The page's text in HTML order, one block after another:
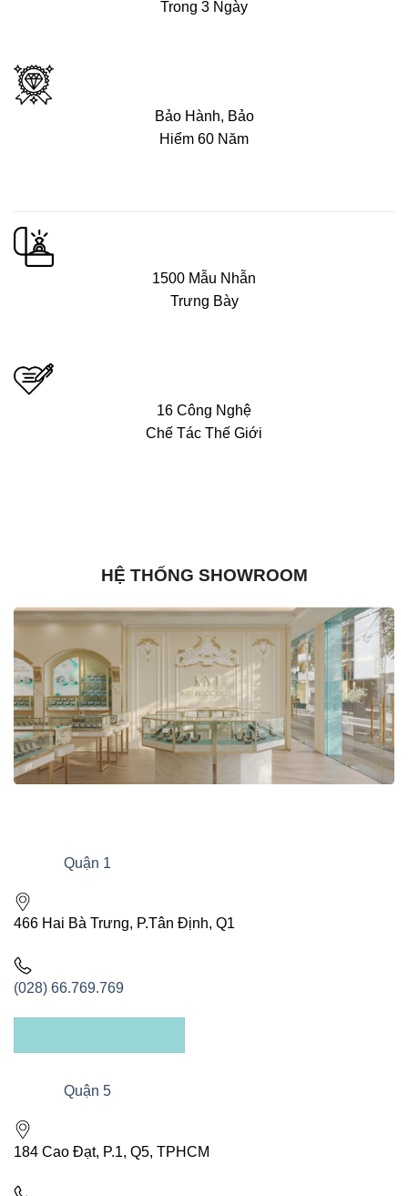
Trong 3 Ngày
Bảo Hành, Bảo
Hiểm 60 Năm
1500 Mẫu Nhẫn
Trưng Bày
16 Công Nghệ
Chế Tác Thế Giới
HỆ THỐNG SHOWROOM
Quận 1
466 Hai Bà Trưng, P.Tân Định, Q1
(028) 66.769.769
Quận 5
184 Cao Đạt, P.1, Q5, TPHCM